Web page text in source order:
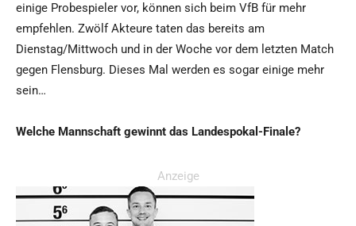
einige Probespieler vor, können sich beim VfB für mehr
empfehlen. Zwölf Akteure taten das bereits am
Dienstag/Mittwoch und in der Woche vor dem letzten Match
gegen Flensburg. Dieses Mal werden es sogar einige mehr
sein…
Welche Mannschaft gewinnt das Landespokal-Finale?
Anzeige